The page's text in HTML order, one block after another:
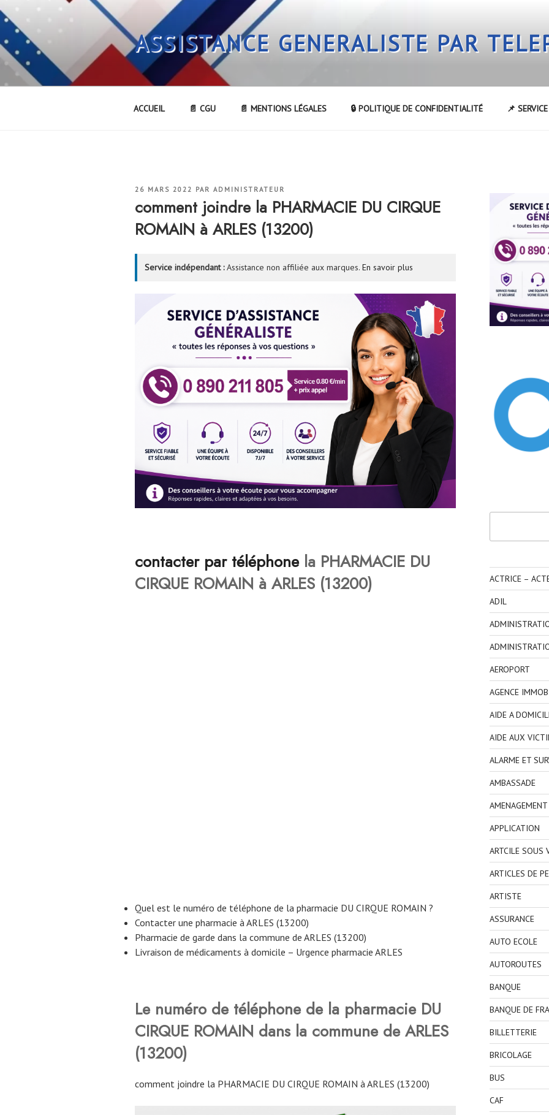
Aller
au
contenu
principal
ASSISTANCE GENERALISTE PAR
ACCUEIL 📄 CGU 📄 MENTIONS LÉGALES 🔒 POLITIQUE DE CONFIDENTIALITÉ 📌
PUBLIÉ
26 MARS 2022 PAR ADMINISTRATEUR
comment joindre la PHARMACIE DU CIRQUE
ROMAIN à ARLES (13200)
Service indépendant :Assistance non affiliée aux marques. En savoir plus
contacter par téléphonela PHARMACIE DU
CIRQUE ROMAIN à ARLES (13200)
Quel est le numéro de téléphone de la pharmacie DU CIRQUE ROMAIN ?
Contacter une pharmacie à ARLES (13200)
Pharmacie de garde dans la commune de ARLES (13200)
Livraison de médicaments à domicile – Urgence pharmacie ARLES
Le numéro de téléphone de la pharmacie DU
CIRQUE ROMAIN dans la commune de ARLES
(13200)
comment joindre la PHARMACIE DU CIRQUE ROMAIN à ARLES (13200)
ACTRICE –
ADIL
AEROPORT
AGENCE
AIDE A
AIDE AUX
ALARME ET
AMBASSADE
APPLICATION
ARTCILE SOUS
ARTICLES DE
ARTISTE
ASSURANCE
AUTO ECOLE
AUTOROUTES
BANQUE
BANQUE DE
BILLETTERIE
BRICOLAGE
BUS
CAF